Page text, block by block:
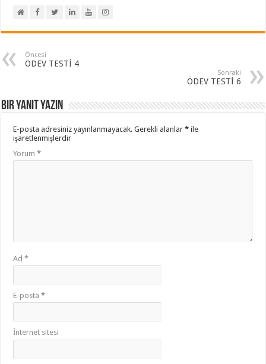
Öncesi
ÖDEV TESTİ 4
Sonraki
ÖDEV TESTİ 6
Bir yanıt yazın
E-posta adresiniz yayınlanmayacak. Gerekli alanlar* ile
işaretlenmişlerdir
Yorum*
Ad*
E-posta*
İnternet sitesi